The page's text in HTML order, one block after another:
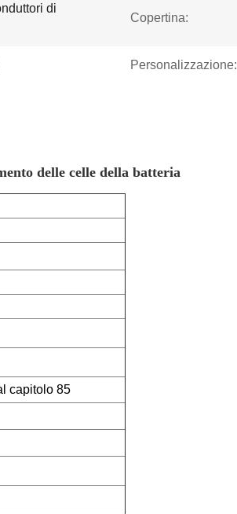
di
Copertina:
Personalizzazione:
delle celle della batteria
capitolo 85